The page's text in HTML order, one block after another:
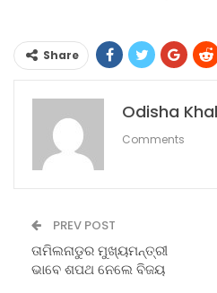
Share
Odisha
Comments
PREV POST
ତାମିଲନାଡୁର ମୁଖ୍ୟମନ୍ତ୍ରୀ
ଭାବେ ଶପଥ ନେଲେ ବିଜୟ